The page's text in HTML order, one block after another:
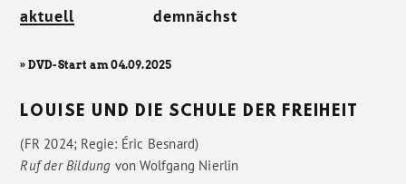
aktuell demnächst
» DVD-Start am 04.09.2025
LOUISE UND DIE SCHULE DER FREIHEIT
(FR 2024; Regie: Éric Besnard)
Ruf der Bildung vonWolfgang Nierlin